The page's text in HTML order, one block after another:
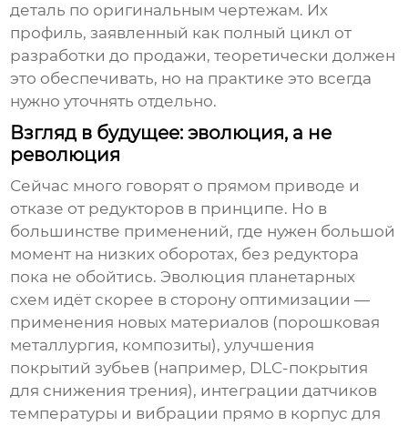
деталь по оригинальным чертежам. Их
профиль, заявленный как полный цикл от
разработки до продажи, теоретически должен
это обеспечивать, но на практике это всегда
нужно уточнять отдельно.
Взгляд в будущее: эволюция, а не
революция
Сейчас много говорят о прямом приводе и
отказе от редукторов в принципе. Но в
большинстве применений, где нужен большой
момент на низких оборотах, без редуктора
пока не обойтись. Эволюция планетарных
схем идёт скорее в сторону оптимизации —
применения новых материалов (порошковая
металлургия, композиты), улучшения
покрытий зубьев (например, DLC-покрытия
для снижения трения), интеграции датчиков
температуры и вибрации прямо в корпус для